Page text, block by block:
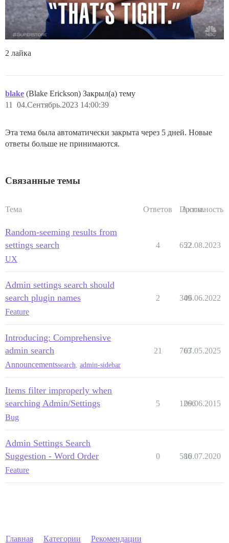
2 лайка
blake (Blake Erickson) Закрыл(а) тему
04.Сентябрь.2023 14:00:39
11
Эта тема была автоматически закрыта через 5 дней. Новые
ответы больше не принимаются.
Связанные темы
Тема Ответов Просм.
Активность
Random-seeming results from
settings search
UX
4 652
22.08.2023
Admin settings search should
search plugin names
Feature
2 349
06.06.2022
Introducing: Comprehensive
admin search
Announcementssearch admin-sidebar
21 763
07.05.2025
Items filter improperly when
searching Admin/Settings
Bug
5 1266
09.06.2015
Admin Settings Search
Suggestion - Word Order
Feature
0 586
10.07.2020
Главная Категории Рекомендации